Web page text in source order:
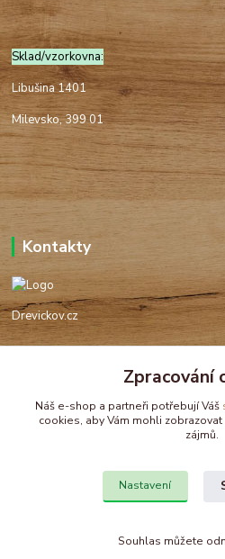
Sklad/vzorkovna:
Libušina 1401
Milevsko, 399 01
Kontakty
Drevickov.cz
+420 732 488 676
drevickov@drevickov.cz,
Zpracování
Náš e-shop a partneři potřebují Váš
cookies, aby Vám mohli
zájmů.
Nastavení
Souhlas můžete